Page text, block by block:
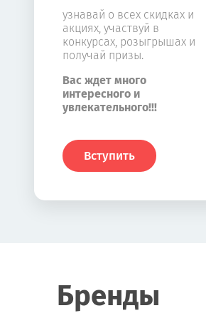
узнавай о всех скидках и
акциях, участвуй в
конкурсах, розыгрышах и
получай призы.
Вас ждет много
интересного и
увлекательного!!!
Вступить
Бренды